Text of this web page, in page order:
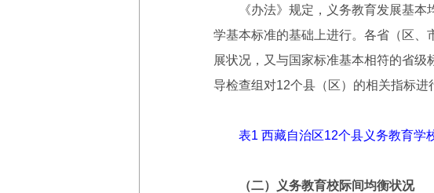
《办法》规定，义务教育发展基本
学基本标准的基础上进行。各省（区
展状况，又与国家标准基本相符的省
导检查组对12个县（区）的相关指标进
表1 西藏自治区12个县义务教育学
（二）义务教育校际间均衡状况